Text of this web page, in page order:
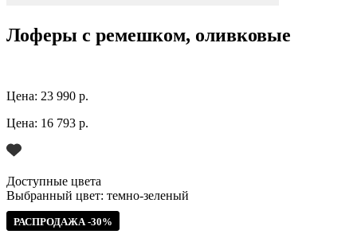
Лоферы с ремешком, оливковые
Цена: 23 990 р.
Цена: 16 793 р.
Доступные цвета
Выбранный цвет: темно-зеленый
РАСПРОДАЖА -30%